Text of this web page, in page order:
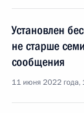
Установлен
не старше
сообщения
11 июня 2022 года,